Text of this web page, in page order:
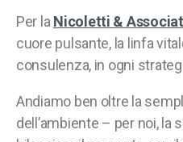
Per la Nicoletti &
cuore pulsante, la linfa
consulenza, in ogni
Andiamo ben oltre la
dell’ambiente – per noi, la